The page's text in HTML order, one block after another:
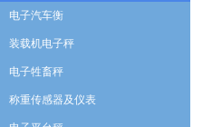
电子汽车衡
装载机电子秤
电子牲畜秤
称重传感器及仪表